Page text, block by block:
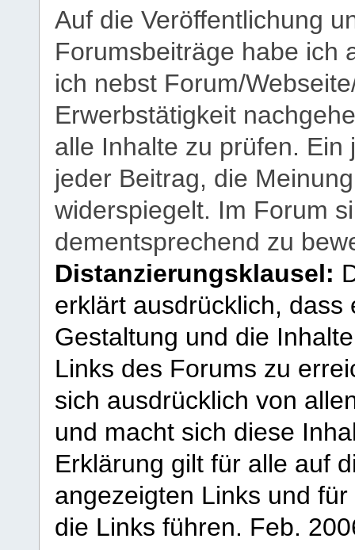
Auf die Veröffentlichung
Forumsbeiträge habe ich
ich nebst Forum/
Erwerbstätigkeit
alle Inhalte zu prüfen.
jeder Beitrag, die
widerspiegelt. Im Forum
dementsprechend zu
Distanzierungsklausel:
erklärt ausdrücklich,
Gestaltung und die
Links des Forums zu
sich ausdrücklich von
und macht sich diese
Erklärung gilt für alle auf
angezeigten Links und
die Links führen. Feb.